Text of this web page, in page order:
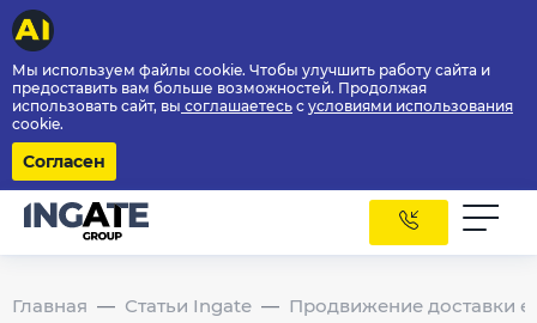
Мы используем файлы cookie. Чтобы улучшить работу сайта и
предоставить вам больше возможностей. Продолжая
использовать сайт, вы соглашаетесь с условиями использования
cookie.
Согласен
Главная Статьи Ingate Продвижение доставки